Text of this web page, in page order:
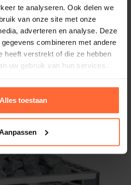
te analyseren. Ook delen we
van onze site met onze
adverteren en analyse. Deze
combineren met andere
heeft verstrekt of die ze hebben
uw gebruik van hun services.
Alles toestaan
Aanpassen
7,5 kW
- 7,5 kW